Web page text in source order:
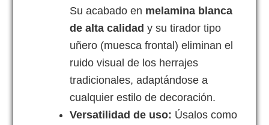
Su acabado en melamina blanca
de alta calidad y su tirador tipo
uñero (muesca frontal) eliminan el
ruido visual de los herrajes
tradicionales, adaptándose a
cualquier estilo de decoración.
Versatilidad de uso: Úsalos como